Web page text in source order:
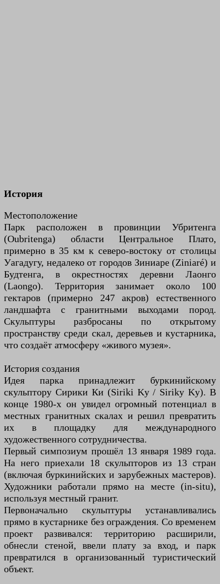
История
Местоположение
Парк расположен в провинции Убритенга
(Oubritenga) области Центральное Плато,
примерно в 35 км к северо-востоку от столицы
Уагадугу, недалеко от городов Зиниаре (Ziniaré) и
Будтенга, в окрестностях деревни Лаонго
(Laongo). Территория занимает около 100
гектаров (примерно 247 акров) естественного
ландшафта с гранитными выходами пород.
Скульптуры разбросаны по открытому
пространству среди скал, деревьев и кустарника,
что создаёт атмосферу «живого музея».
История создания
Идея парка принадлежит буркинийскому
скульптору Сирики Ки (Siriki Ky / Siriky Ky). В
конце 1980-х он увидел огромный потенциал в
местных гранитных скалах и решил превратить
их в площадку для международного
художественного сотрудничества.
Первый симпозиум прошёл 13 января 1989 года.
На него приехали 18 скульпторов из 13 стран
(включая буркинийских и зарубежных мастеров).
Художники работали прямо на месте (in-situ),
используя местный гранит.
Первоначально скульптуры устанавливались
прямо в кустарнике без ограждения. Со временем
проект развивался: территорию расширили,
обнесли стеной, ввели плату за вход, и парк
превратился в организованный туристический
объект.